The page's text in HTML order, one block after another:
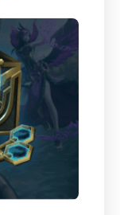
試しください
ィとゲーム内
レイする方法